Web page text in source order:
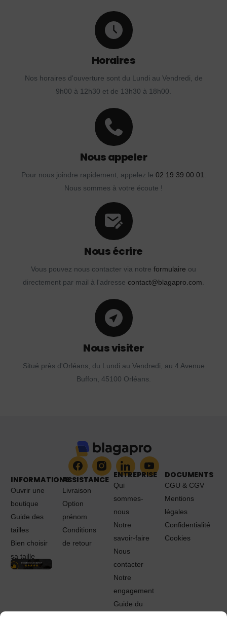
Horaires
Nos horaires d'ouverture sont du Lundi au Vendredi, de
9h00 à 12h30 et de 13h30 à 18h00.
Nous appeler
Pour nous joindre rapidement, appelez le 02 19 39 00 01
Nous sommes à votre écoute !
Nous écrire
Vous pouvez nous contacter via notre formulaire ou
directement par mail à l'adresse contact@blagapro.com
Nous visiter
Situé près d'Orléans, du Lundi au Vendredi, au 4 Avenue
Buffon, 45100 Orléans.
INFORMATIONS
Ouvrir une
boutique
Guide des
tailles
Bien choisir
sa taille
ASSISTANCE
Livraison
Option
prénom
Conditions
de retour
ENTREPRISE
Qui
sommes-
nous
Notre
savoir-faire
Nous
contacter
Notre
engagement
Guide du
DOCUMENTS
CGU & CGV
Mentions
légales
Confidentialité
Cookies